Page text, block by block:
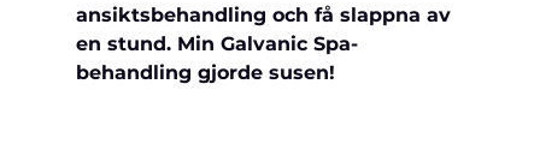
ansiktsbehandling och få slappna av
en stund. Min Galvanic Spa-
behandling gjorde susen!